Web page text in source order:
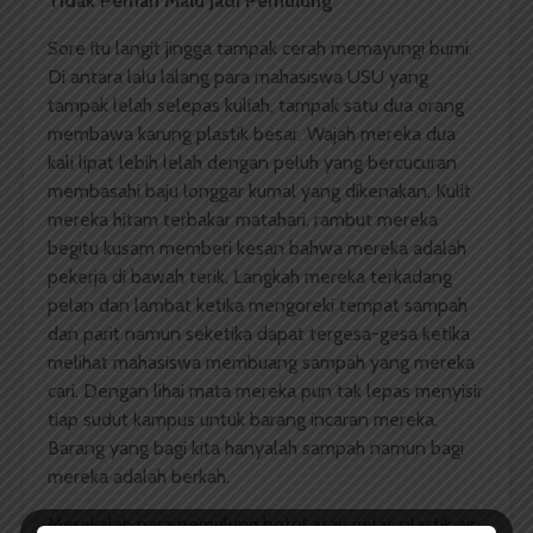
Sore itu langit jingga tampak cerah memayungi bumi.
Di antara lalu lalang para mahasiswa USU yang
tampak lelah selepas kuliah, tampak satu dua orang
membawa karung plastik besar. Wajah mereka dua
kali lipat lebih lelah dengan peluh yang bercucuran
membasahi baju longgar kumal yang dikenakan. Kulit
mereka hitam terbakar matahari, rambut mereka
begitu kusam memberi kesan bahwa mereka adalah
pekerja di bawah terik. Langkah mereka terkadang
pelan dan lambat ketika mengoreki tempat sampah
dan parit namun seketika dapat tergesa-gesa ketika
melihat mahasiswa membuang sampah yang mereka
cari. Dengan lihai mata mereka pun tak lepas menyisir
tiap sudut kampus untuk barang incaran mereka.
Barang yang bagi kita hanyalah sampah namun bagi
mereka adalah berkah.
Merekalah para pemulung botol atau gelas plastik air